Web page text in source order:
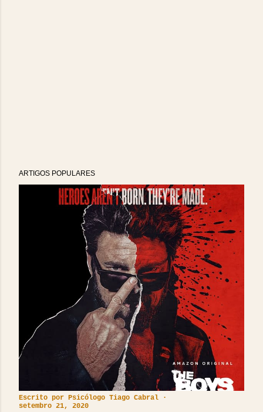
ARTIGOS POPULARES
Escrito por Psicólogo Tiago Cabral
setembro 21, 2020